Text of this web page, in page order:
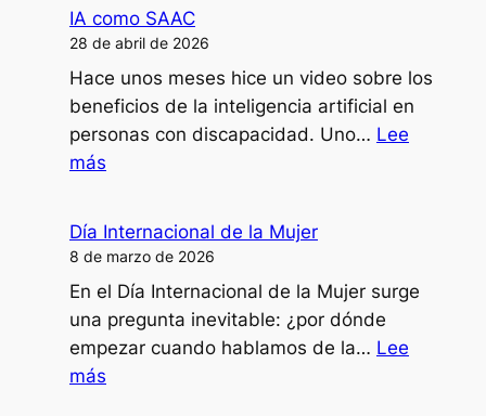
decidir
ir
al
IA como SAAC
28 de abril de 2026
Hace unos meses hice un video sobre los
beneficios de la inteligencia artificial en
personas con discapacidad. Uno… Lee
más
SAAC
Día Internacional de la Mujer
8 de marzo de 2026
En el Día Internacional de la Mujer surge
una pregunta inevitable: ¿por dónde
empezar cuando hablamos de la… Lee
más